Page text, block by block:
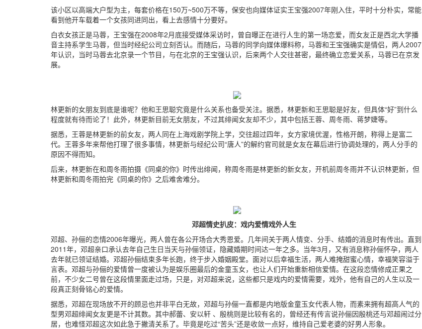
该小区以高端大户型为主，每套价格在150万~500万不等，保安也向媒体证实王宝强2007年刚入住，平时十分朴实，常能
看到他开车载着一个女孩同进同出，看上去感情十分要好。
白衣女孩正是马蓉，王宝强在2008年2月底接受媒体采访时，曾自曝正在进行人生的第一场恋爱，而女友正是西北大学播
音主持系学生马蓉，但当时经纪公司立刻否认。而随后，马蓉的同学向媒体爆料称，马蓉和王宝强确实是情侣，两人2007
年认识，当时马蓉去北京录一个节目，与在北京的王宝强认识，后来两个人交往甚密，最终确立恋爱关系，马蓉已在京发
展。
林更新的女朋友到底是谁呢？他和王思聪究竟是什么关系也备受关注。据悉，林更新和王思聪是好友，但具体“好”到什么
程度就有待而论了！此外，林更新目前无女朋友，不过其绯闻女友却不少，其中包括王蓉、周冬雨、蒋梦婕等。
据悉，王蓉是林更新的前女友，两人同在上海戏剧学院上学，交往超过四年，女方家境优渥，性格开朗，称得上是富二
代。王蓉多年来帮他打理了很多事情，林更新与经纪公司“唐人”的解约官司就是女友在幕后进行协调处理的，两人分手的
原因不得而知。
后来，林更新在和周冬雨拍摄《同桌的你》时传出绯闻，称周冬雨是林更新的新女友，开机前周冬雨并不认识林更新，但
林更新和周冬雨拍完《同桌的你》之后难舍难分。
邓超情史扒皮：戏内爱情戏外人生
邓超、孙俪的恋情2006年曝光，两人曾在各公开场合大秀恩爱。几年间关于两人情变、分手、结婚的消息时有传出。直到
2011年，邓超亲口承认去年自己生日当天与孙俪领证，隐藏婚期时间达一年之多。当年3月，又有消息称孙俪怀孕，两人
去年就已领证结婚。邓超孙俪结束多年长跑，终于步入婚姻殿堂。面对以后幸福生活，两人难掩甜蜜心情，幸福笑容溢于
言表。邓超与孙俪的爱情曾一度被认为是娱乐圈最后的金童玉女，也让人们开始重新相信爱情。在这段恋情修成正果之
前，不少女二号曾在这段情里面走过场，只是，对邓超来说，这些都只是戏内的爱情需要，戏外，他有自己的人生以及一
段真正刻骨铭心的爱情。
据悉，邓超在现场放不开的顾忌也并非平白无故，邓超与孙俪一直都是内地版金童玉女代表人物，而素来拥有超高人气的
型男邓超绯闻女友更是不计其数。其中郝蕾、安以轩 、殷桃则是比较有名的，曾经还有传言说孙俪因殷桃还与邓超闹过分
居，也难怪邓超这次如此急于撇清关系了。毕竟是吃过“苦头”还是收敛一点好，维持自己爱老婆的好男人形象。